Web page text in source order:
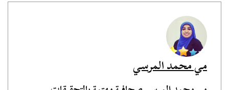
مي محمد المرسي